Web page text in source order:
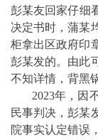
彭某友回家仔细
决定书时，蒲某
柜拿出区政府印
彭某发的。由此
不知详情，背黑
2023年，因不
民事判决，彭某
院事实认定错误